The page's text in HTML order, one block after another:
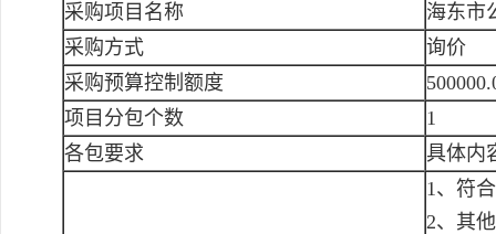
采购项目名称
海东市
采购方式
询价
采购预算控制额度
项目分包个数
1
各包要求
具体内
1、符
2、其